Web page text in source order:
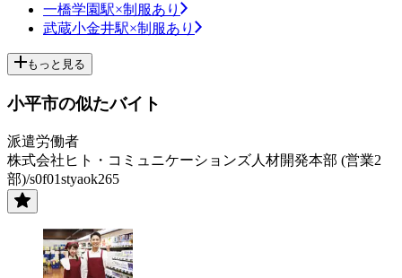
一橋学園駅×制服あり
武蔵小金井駅×制服あり
もっと見る
小平市の似たバイト
派遣労働者
株式会社ヒト・コミュニケーションズ人材開発本部 (営業2
部)/s0f01styaok265